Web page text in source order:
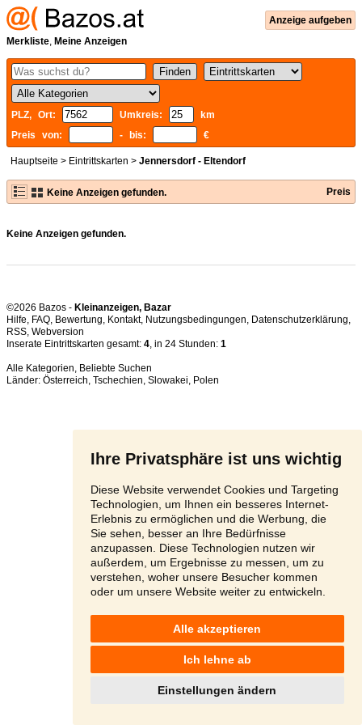
Ihre Privatsphäre ist uns wichtig
Diese Website verwendet Cookies und Targeting
Technologien, um Ihnen ein besseres Internet-
Erlebnis zu ermöglichen und die Werbung, die
Sie sehen, besser an Ihre Bedürfnisse
anzupassen. Diese Technologien nutzen wir
außerdem, um Ergebnisse zu messen, um zu
verstehen, woher unsere Besucher kommen
oder um unsere Website weiter zu entwickeln.
Alle akzeptieren
Ich lehne ab
Einstellungen ändern
Anzeige aufgeben
Merkliste, Meine Anzeigen
PLZ, Ort: Umkreis:
km
Preis von:
- bis: €
Hauptseite > Eintrittskarten > Jennersdorf - Eltendorf
Keine Anzeigen gefunden. Preis
Keine Anzeigen gefunden.
©2026 Bazos - Kleinanzeigen, Bazar
Hilfe, FAQ, Bewertung, Kontakt, Nutzungsbedingungen, Datenschutzerklärung,
RSS,
Inserate Eintrittskarten gesamt: 4, in 24 Stunden: 1
Alle Kategorien, Beliebte Suchen
Länder: Österreich, Tschechien, Slowakei, Polen